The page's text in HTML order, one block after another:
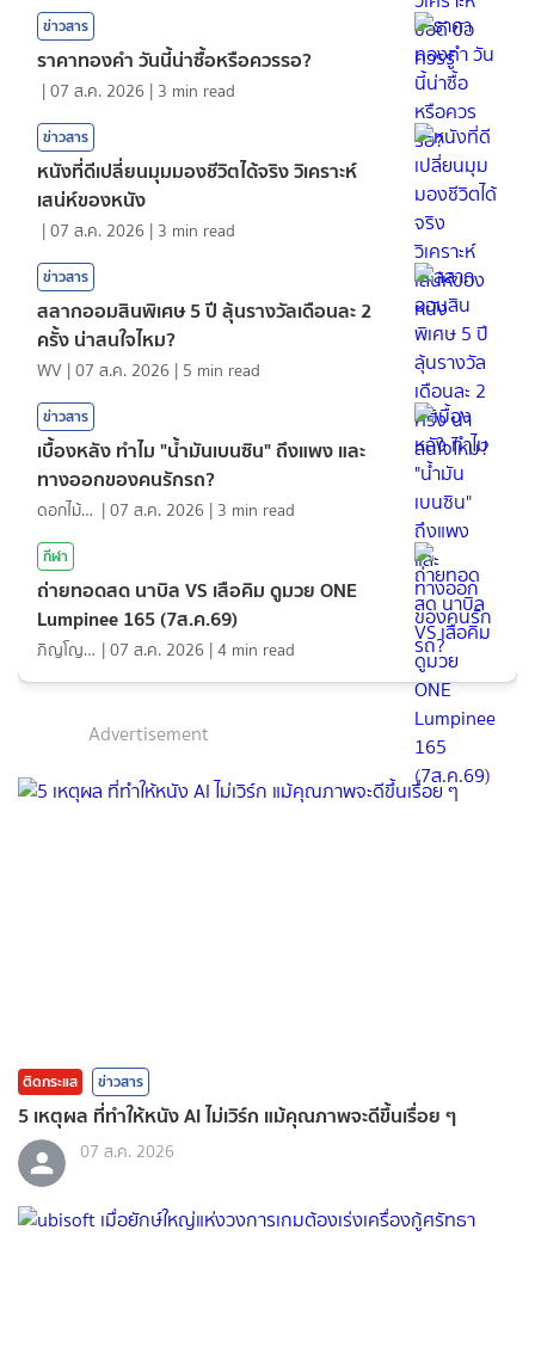
ข่าวสาร
ราคาทองคํา วันนี้น่าซื้อหรือควรรอ?
|07 ส.ค. 2026 | 3 min read
ข่าวสาร
หนังที่ดีเปลี่ยนมุมมองชีวิตได้จริง วิเคราะห์
เสน่ห์ของหนัง
|07 ส.ค. 2026 | 3 min read
ข่าวสาร
สลากออมสินพิเศษ 5 ปี ลุ้นรางวัลเดือนละ 2
ครั้ง น่าสนใจไหม?
WV |07 ส.ค. 2026 | 5 min read
ข่าวสาร
เบื้องหลัง ทำไม "น้ำมันเบนซิน" ถึงแพง และ
ทางออกของคนรักรถ?
ดอกไม้กับสายน้ำ |07 ส.ค. 2026 | 3 min read
กีฬา
ถ่ายทอดสด นาบิล VS เสือคิม ดูมวย ONE
Lumpinee 165 (7ส.ค.69)
ภิญโญ ส่องแสง |07 ส.ค. 2026 |4 min read
Advertisement
ติดกระแส ข่าวสาร
5 เหตุผล ที่ทำให้หนัง AI ไม่เวิร์ก แม้คุณภาพจะดีขึ้นเรื่อย ๆ
07 ส.ค. 2026